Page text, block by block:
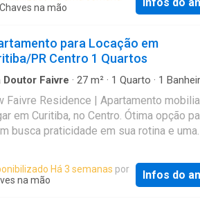
comércio e serviços essenciais. O
cuidado, oferece portaria remota,
no dia a dia. - Studio com
c- box acrilico. - Sem vaga de garagem
integral é bruto (sem o desconto) -
de vistoria sob consulta - FCI de 5%
liquido - Seguro Contra Incêndio sob
- Fotos ilustrativas, podem sofrer
Referência: 00947.002
Chaves na mão
para Locação em
PR Centro 1 Quartos
Doutor Faivre · 27 m² · 1 Quarto · 1
Faivre Residence | Apartamento
em Curitiba, no Centro. Ótima opção
busca praticidade em sua rotina e uma
Essa unidade possui em sua área
integrada a sala, totalmente
Quarto com 2 suas camas e
Há 3 semanas por
na mão
Infos do